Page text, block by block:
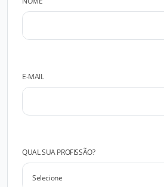
E-MAIL
QUAL SUA PROFISSÃO?